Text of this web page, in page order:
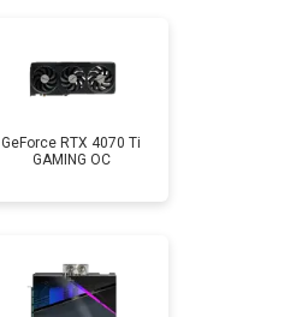
GeForce RTX 4070 Ti
GAMING OC